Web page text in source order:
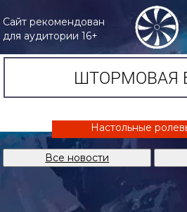
Сайт рекомендован
для аудитории 16+
ШТОРМОВАЯ
Настольные
Все новости